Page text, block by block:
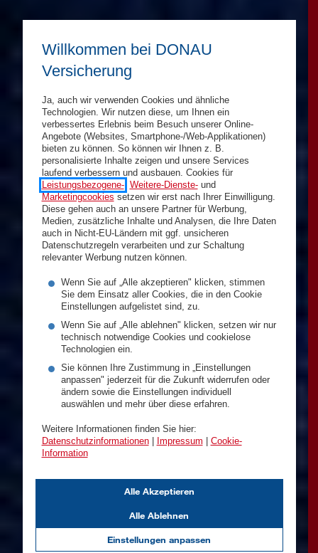
Willkommen bei DONAU
Versicherung
Ja, auch wir verwenden Cookies und ähnliche
Technologien. Wir nutzen diese, um Ihnen ein
verbessertes Erlebnis beim Besuch unserer Online-
Angebote (Websites, Smartphone-/Web-Applikationen)
bieten zu können. So können wir Ihnen z. B.
personalisierte Inhalte zeigen und unsere Services
laufend verbessern und ausbauen. Cookies für
Leistungsbezogene-, Weitere-Dienste-und
Marketingcookies setzen wir erst nach Ihrer Einwilligung.
Diese gehen auch an unsere Partner für Werbung,
Medien, zusätzliche Inhalte und Analysen, die Ihre Daten
auch in Nicht-EU-Ländern mit ggf. unsicheren
Datenschutzregeln verarbeiten und zur Schaltung
relevanter Werbung nutzen können.
Wenn Sie auf „Alle akzeptieren" klicken, stimmen
Sie dem Einsatz aller Cookies, die in den Cookie
Einstellungen aufgelistet sind, zu.
Wenn Sie auf „Alle ablehnen" klicken, setzen wir nur
technisch notwendige Cookies und cookielose
Technologien ein.
Sie können Ihre Zustimmung in „Einstellungen
anpassen" jederzeit für die Zukunft widerrufen oder
ändern sowie die Einstellungen individuell
auswählen und mehr über diese erfahren.
Weitere Informationen finden Sie hier:
Datenschutzinformationen| Impressum
Cookie-
Information
Einstellungen anpassen
Alle Ablehnen
Alle Akzeptieren